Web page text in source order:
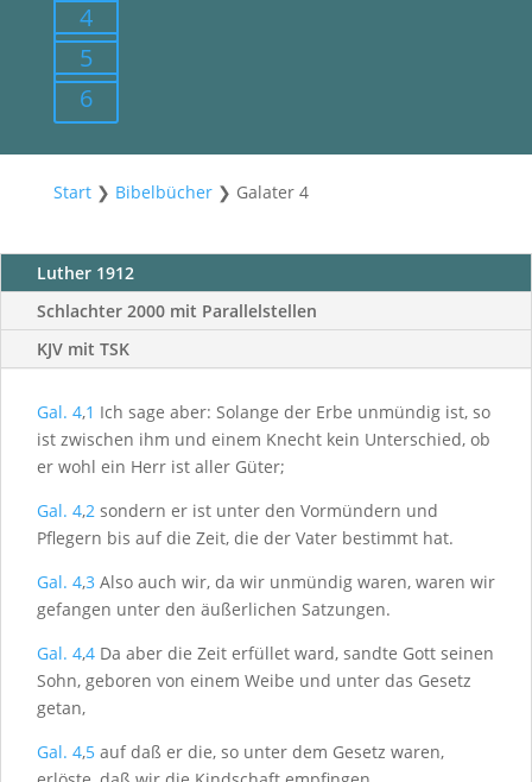
4
5
6
Start❯ Bibelbücher❯ Galater 4
Luther 1912
Schlachter 2000 mit Parallelstellen
KJV mit TSK
Gal. 4,1 Ich sage aber: Solange der Erbe unmündig ist, so
ist zwischen ihm und einem Knecht kein Unterschied, ob
er wohl ein Herr ist aller Güter;
Gal. 4,2 sondern er ist unter den Vormündern und
Pflegern bis auf die Zeit, die der Vater bestimmt hat.
Gal. 4,3 Also auch wir, da wir unmündig waren, waren wir
gefangen unter den äußerlichen Satzungen.
Gal. 4,4 Da aber die Zeit erfüllet ward, sandte Gott seinen
Sohn, geboren von einem Weibe und unter das Gesetz
getan,
Gal. 4,5 auf daß er die, so unter dem Gesetz waren,